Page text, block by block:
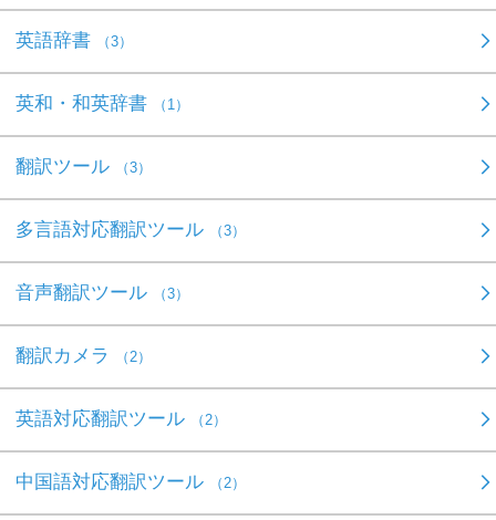
英語辞書 （3）
英和・和英辞書 （1）
翻訳ツール （3）
多言語対応翻訳ツール （3）
音声翻訳ツール （3）
翻訳カメラ （2）
英語対応翻訳ツール （2）
中国語対応翻訳ツール （2）